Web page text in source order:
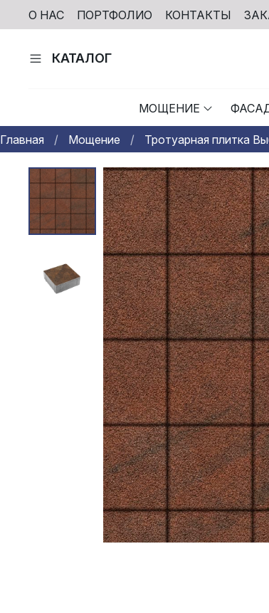
О НАС ПОРТФОЛИО КОНТАКТЫ
КАТАЛОГ
МОЩЕНИЕ
Главная Мощение Тротуарная плитка